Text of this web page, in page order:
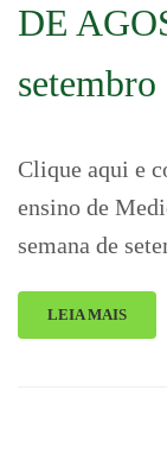
DE
setembro
Clique aqui e
ensino de
semana de
LEIA MAIS